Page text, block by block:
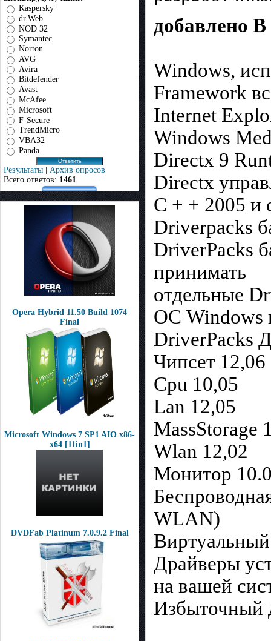
Kaspersky
dr.Web
NOD 32
Symantec
Norton
AVG
Avira
Bitdefender
Avast
McAfee
Microsoft
F-Secure
TrendMicro
VBA32
Panda
Результаты | Архив опросов
Всего ответов: 1461
Opera Hybrid 11.50 Build 1074
Final
Microsoft Windows 7 SP1 AIO x86-
x64 [11in1]
DVDFab Platinum 7.0.9.2 Final
добавлено
Windows,
Framework
Internet
Windows
Directx 9
Directx
C + + 2005 и
Driverpacks
DriverPacks
принимать
отдельные
ОС Windows
Чипсет 12,06
Cpu 10,05
Lan 12,05
MassStorage
Wlan 12,02
Монитор
WLAN)
Драйверы
на вашей
Избыточный